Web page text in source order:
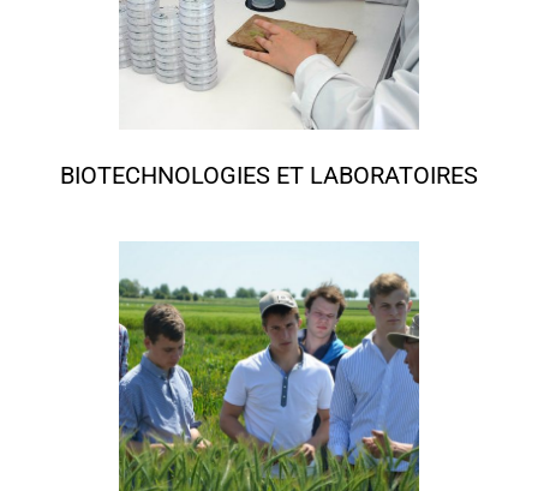
BIOTECHNOLOGIES ET LABORATOIRES